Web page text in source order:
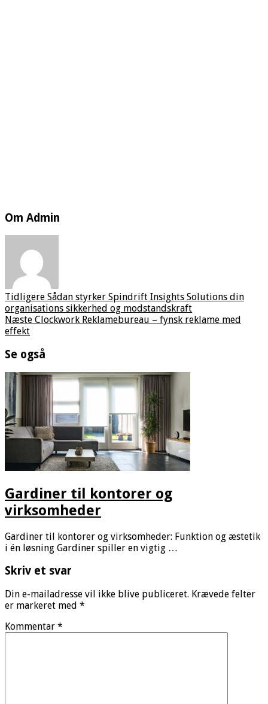
Om Admin
Tidligere Sådan styrker Spindrift Insights Solutions din
organisations sikkerhed og modstandskraft
Næste Clockwork Reklamebureau – fynsk reklame med
effekt
Se også
Gardiner til kontorer og
virksomheder
Gardiner til kontorer og virksomheder: Funktion og æstetik
i én løsning Gardiner spiller en vigtig …
Skriv et svar
Din e-mailadresse vil ikke blive publiceret. Krævede felter
er markeret med *
Kommentar *